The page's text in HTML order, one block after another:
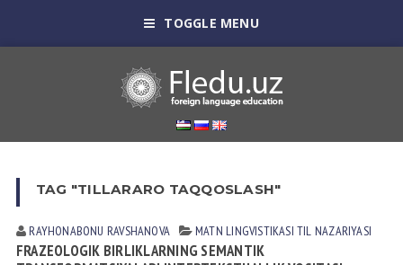
TOGGLE MENU
TAG "TILLARARO TAQQOSLASH"
RAYHONABONU RAVSHANOVA MATN LINGVISTIKASI TIL NАZАRIYASI
FRAZEOLOGIK BIRLIKLARNING SEMANTIK